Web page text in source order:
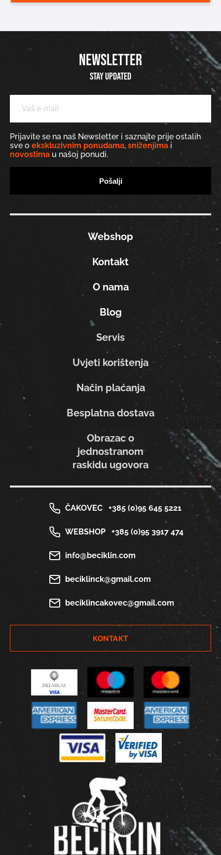
NEWSLETTER
Stay updated
Prijavite se na naš Newsletter i saznajte prije ostalih
sve o ekskluzivnim ponudama, sniženjima i
novostima u našoj ponudi.
Webshop
Kontakt
O nama
Blog
Servis
Uvjeti korištenja
Način plaćanja
Besplatna dostava
Obrazac o
jednostranom
raskidu ugovora
ČAKOVEC +385 (0)95 645 5221
WEBSHOP +385 (0)95 3917 474
info@beciklin.com
beciklinck@gmail.com
beciklincakovec@gmail.com
KONTAKT